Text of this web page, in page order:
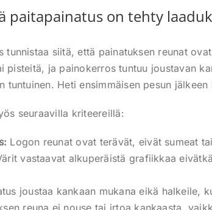
paitapainatus on tehty
tunnistaa siitä, että painatuksen reunat
pisteitä, ja painokerros tuntuu joustavan
tuntuinen. Heti ensimmäisen pesun
seuraavilla kriteereillä:
Logon reunat ovat terävät, eivät sumeat
vastaavat alkuperäistä grafiikkaa
joustaa kankaan mukana eikä halkeile,
reuna ei nouse tai irtoa kankaasta,